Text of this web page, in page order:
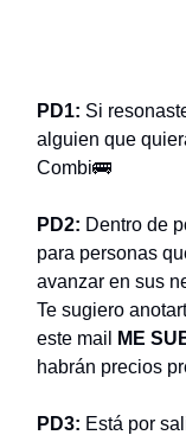
PD1: Si
alguien que
Combi🚌
PD2: Dentro de
para personas
avanzar en sus
Te sugiero
este mail
ME
habrán precios
PD3: Está por